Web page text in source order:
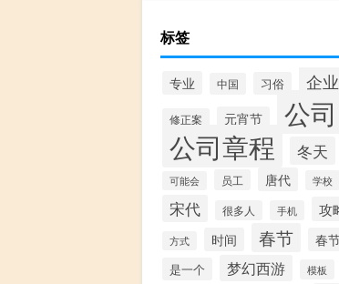
标签
专业 中国 习俗 企业
修正案 元宵节 公司
公司章程 冬天
可能会 员工 唐代 学校
宋代 很多人 手机 攻
方式 时间 春节 春
是一个 梦幻西游
模板